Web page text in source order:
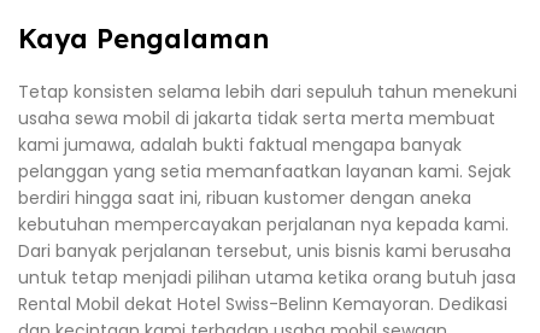
Kaya Pengalaman
Tetap konsisten selama lebih dari sepuluh tahun menekuni
usaha sewa mobil di jakarta tidak serta merta membuat
kami jumawa, adalah bukti faktual mengapa banyak
pelanggan yang setia memanfaatkan layanan kami. Sejak
berdiri hingga saat ini, ribuan kustomer dengan aneka
kebutuhan mempercayakan perjalanan nya kepada kami.
Dari banyak perjalanan tersebut, unis bisnis kami berusaha
untuk tetap menjadi pilihan utama ketika orang butuh jasa
Rental Mobil dekat Hotel Swiss-Belinn Kemayoran. Dedikasi